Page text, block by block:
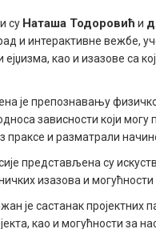
су Наташа Тодоровић и
рад и интерактивне
као и изазове са
је препознавању
зависности који
праксе и разматрали
представљена су
изазова и
је састанак
као и могућности